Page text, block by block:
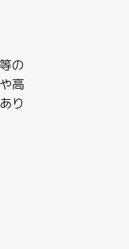
の
高
り